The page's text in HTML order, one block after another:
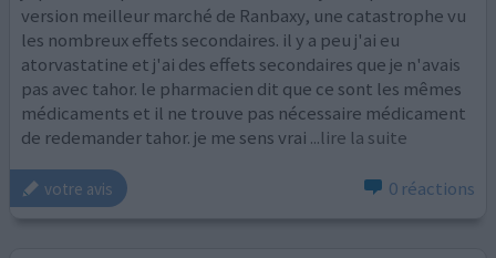
version meilleur marché de Ranbaxy, une catastrophe vu
les nombreux effets secondaires. il y a peu j'ai eu
atorvastatine et j'ai des effets secondaires que je n'avais
pas avec tahor. le pharmacien dit que ce sont les mêmes
médicaments et il ne trouve pas nécessaire médicament
de redemander tahor. je me sens vrai ...lire la suite
votre avis 0 réactions